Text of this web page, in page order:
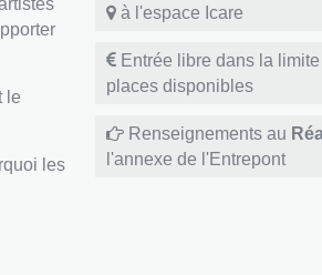
le
les
à l'espace Icare
Entrée libre dans la
places disponibles
Renseignements au
l'annexe de l'Entrepont